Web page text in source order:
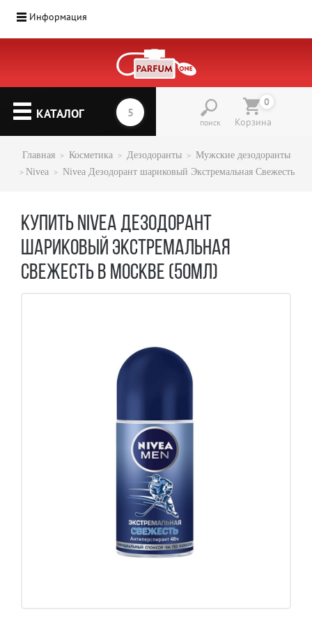
Информация
КАТАЛОГ
поиск
0
Корзина
Главная Косметика Дезодоранты
Мужские дезодоранты
Nivea
Nivea Дезодорант шариковый Экстремальная Свежесть
КУПИТЬ NIVEA ДЕЗОДОРАНТ
ШАРИКОВЫЙ ЭКСТРЕМАЛЬНАЯ
СВЕЖЕСТЬ В МОСКВЕ (50МЛ)